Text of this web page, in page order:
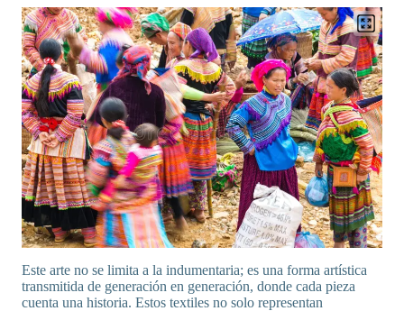
Este arte no se limita a la indumentaria; es una forma artística
transmitida de generación en generación, donde cada pieza
cuenta una historia. Estos textiles no solo representan